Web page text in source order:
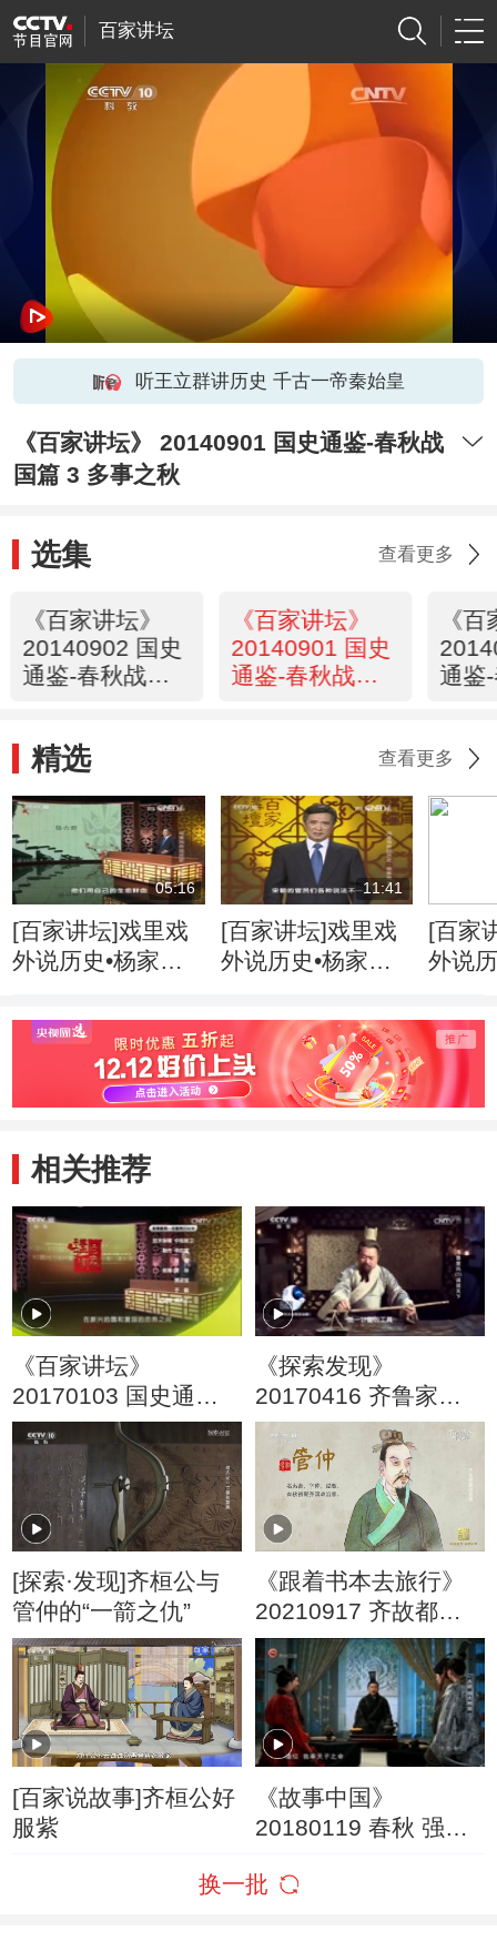
百家讲坛
听王立群讲历史 千古一帝秦始皇
《百家讲坛》 20140901 国史通鉴-春秋战
国篇 3 多事之秋
选集 查看更多
《百家讲坛》
20140902 国史
通鉴-春秋战国
《百家讲坛》
20140901 国史
通鉴-春秋战国
《
通鉴
精选 查看更多
05:16
[百家讲坛]戏里戏
外说历史•杨家将
11:41
[百家讲坛]戏里戏
外说历史•杨家将
[百家
外说
相关推荐
《百家讲坛》
20170103 国史通鉴·
两晋南北朝篇（13）
鲜卑英雄
《探索发现》
20170416 齐鲁家风
（三）诚信天下
[探索·发现]齐桓公与
管仲的“一箭之仇”
《跟着书本去旅行》
20210917 齐故都里
访名相
[百家说故事]齐桓公好
服紫
《故事中国》
20180119 春秋 强齐
换一批